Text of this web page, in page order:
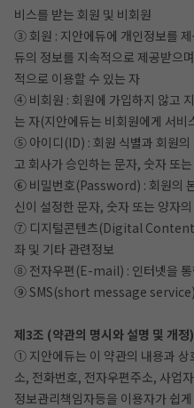
시 수강일 3일 자동 연장!
비스를 받는 회원 및 비회원
③ 회원 : 지안에듀에 개인정보를
듀의 정보를 지속적으로 제공받으
적으로 이용할 수 있는 자
④ 비회원 : 회원에 가입하지 않고
는 자(지안에듀는 비회원에게 서비
⑤ 아이디(ID) : 회원 식별과 회원의
고 회사가 승인하는 문자, 숫자 또
⑥ 비밀번호(Password) : 회원의
신이 설정한 문자, 숫자 또는 양자
⑦ 디지털콘텐츠(Digital
좌 및 기타 관련정보
⑧ 전자우편(E-mail) : 인터넷을 통
⑨ SMS(short message service)
제3조 (약관의 명시와 설명 및 개정)
① 지안에듀는 이 약관의 내용과 상
소, 전화번호, 전자우편주소, 사업
정보관리책임자등을 이용자가 쉽